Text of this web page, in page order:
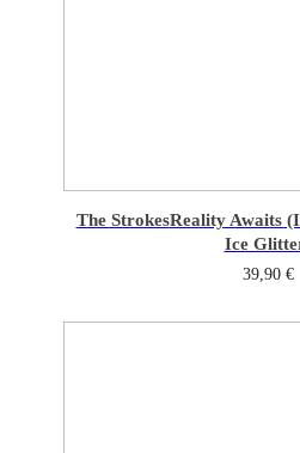
The StrokesReality Awaits
Ice
39,90 €